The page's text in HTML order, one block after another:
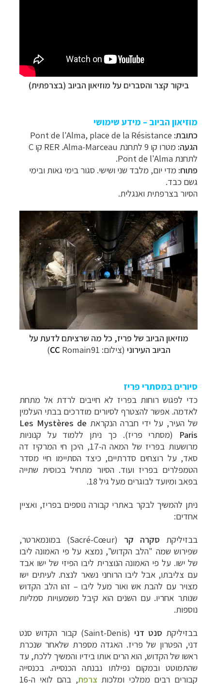
ביקור קצר והסברים על מוזיאון הביוב (בצרפתית)
מוזיאון הביוב – מידע שימושי
כתובת: Pont de l'Alma, place de la Résistance
הגעה: מטרו קו 9 לתחנת Alma-Marceau
.
RER קו C
לתחנת Pont de l'Alma
.
פתוח: מדי יום, מלבד שני ושישי. סגור בימי גאות ובימי
גשם כבד.
הסיור בצרפתית ואנגלית.
מוזיאון הביוב של פריז, כל מה שרציתם לדעת על
הביוב העירוני (צילום: CC Romain91)
סיורים במסתרי פריז
כדי לפגוש רוחות בפריז לא חייבים לרדת אל מתחת
לאדמה. אפשר להצטרף לסיורים מודרכים בבתי העלמין
של העיר, על ידי חברה הנקראת Les Mystères de
Paris (מסתרי פריז). כך ניתן ללמוד על קנוניות
מרושעות בפריז של המאה ה-17, היכן חי המרקיז דה
סאד, על רוצחים סדרתיים, כיצד הסתיימו חיי מסדר
הטמפלרים בפריז ועוד.הסיור מתחיל בכוסית שתייה
בפאב ומיועד לבוגרים מעל גיל 18.
ניתן להמשיך לבקר באתרי קבורה נוספים בפריז, ואציין
אחדים:
בבזיליקת סקרה קר (Sacré-Cœur)
במונמארטר,
שפירוש שמה "הלב הקדוש", נמצא על פי האמונה ליבו
של ישו. על פי האמונה הנוצרית ליבו הפיזי של ישו אבד
עם צליבתו, אבל ליבו הרוחני נשאר לנצח. לעיתים ישו
מצויר עם להבת אש ואור מעל ליבו– זהו הלב הקדוש
שנותר אחריו. עם השנים הוא קיבל משמעויות סמליות
נוספות.
בבזיליקת סנט דני (
Saint-Denis) קבור הקדוש סנט
דני, הפטרון של פריז. האגדה מספרת שלאחר שנכרת
ראשו של הקדוש, הוא הרים אותו בידיו והמשיך ללכת, עד
שהתמוטט ובמקום נפילתו נבנתה הכנסייה. בכנסייה
קבורים רבים ממלכי ומלכותצרפת
, בהם לואי ה-16